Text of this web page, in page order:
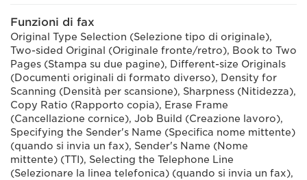
Funzioni di fax
Original Type Selection (Selezione tipo di originale),
Two-sided Original (Originale fronte/retro), Book to Two
Pages (Stampa su due pagine), Different-size Originals
(Documenti originali di formato diverso), Density for
Scanning (Densità per scansione), Sharpness (Nitidezza),
Copy Ratio (Rapporto copia), Erase Frame
(Cancellazione cornice), Job Build (Creazione lavoro),
Specifying the Sender's Name (Specifica nome mittente)
(quando si invia un fax), Sender's Name (Nome
mittente) (TTI), Selecting the Telephone Line
(Selezionare la linea telefonica) (quando si invia un fax),